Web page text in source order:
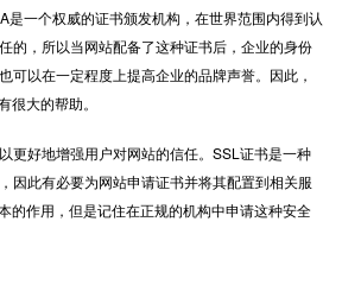
是一个权威的证书颁发机构，在世界范围内得到认
的，所以当网站配备了这种证书后，企业的身份
可以在一定程度上提高企业的品牌声誉。因此，
大的帮助。
更好地增强用户对网站的信任。SSL证书是一种
因此有必要为网站申请证书并将其配置到相关服
的作用，但是记住在正规的机构中申请这种安全